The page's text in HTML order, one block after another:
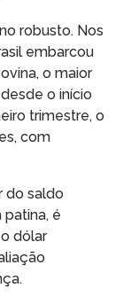
robusto. Nos
embarcou
o maior
o início
trimestre, o
com
do saldo
patina, é
dólar